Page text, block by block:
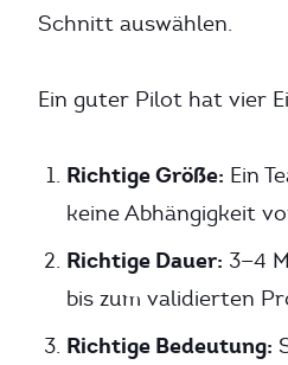
Schnitt auswählen.
Ein guter Pilot hat vier
Richtige Größe: Ein
keine Abhängigkeit
Richtige Dauer: 3—4
bis zum validierten
Richtige Bedeutung: